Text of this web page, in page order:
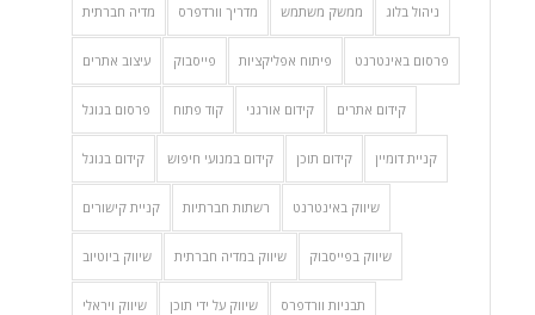
מדיה חברתית מדריך וורדפרס ממשק משתמש ניהול בלוג
עיצוב אתרים פייסבוק פיתוח אפליקציות פרסום באינטרנט
פרסום בגוגל קוד פתוח קידום אורגני קידום אתרים
קידום בגוגל קידום במנועי חיפוש קידום תוכן קניית דומיין
קניית קישורים רשתות חברתיות שיווק באינטרנט
שיווק ביוטיוב שיווק במדיה חברתית שיווק בפייסבוק
שיווק ויראלי שיווק על ידי תוכן תבניות וורדפרס